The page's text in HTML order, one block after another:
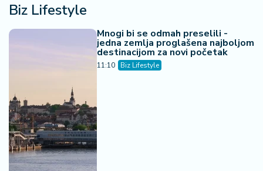
Biz Lifestyle
Mnogi bi se odmah preselili -
jedna zemlja proglašena najboljom
destinacijom za novi početak
11:10 Biz Lifestyle